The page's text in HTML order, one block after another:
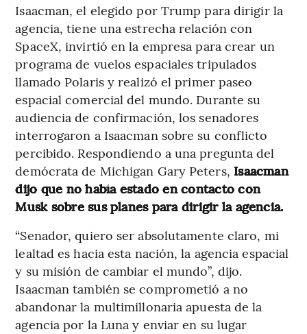
Isaacman, el elegido por Trump para dirigir la
agencia, tiene una estrecha relación con
SpaceX, invirtió en la empresa para crear un
programa de vuelos espaciales tripulados
llamado Polaris y realizó el primer paseo
espacial comercial del mundo. Durante su
audiencia de confirmación, los senadores
interrogaron a Isaacman sobre su conflicto
percibido. Respondiendo a una pregunta del
demócrata de Michigan Gary Peters, Isaacman
dijo que no había estado en contacto con
Musk sobre sus planes para dirigir la agencia.
“Senador, quiero ser absolutamente claro, mi
lealtad es hacia esta nación, la agencia espacial
y su misión de cambiar el mundo”, dijo.
Isaacman también se comprometió a no
abandonar la multimillonaria apuesta de la
agencia por la Luna y enviar en su lugar